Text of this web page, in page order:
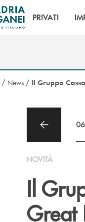
PRIVATI
/ News / Il Gruppo
NOVITÀ
Il
Great